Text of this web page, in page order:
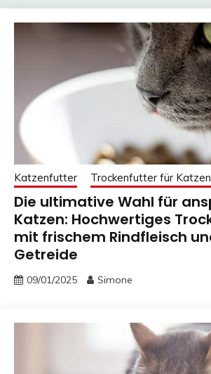
Katzenfutter Trockenfutter für Katzen
Die ultimative Wahl für
Katzen: Hochwertiges
mit frischem Rindfleisch
Getreide
09/01/2025 Simone